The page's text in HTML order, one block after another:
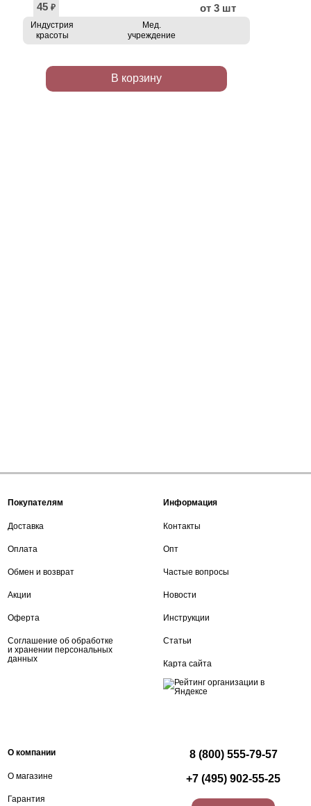
45 ₽ от 3 шт
Индустрия
красоты
Мед.
учреждение
В корзину
Покупателям
Доставка
Оплата
Обмен и возврат
Акции
Оферта
Соглашение об обработке
и хранении персональных
данных
Информация
Контакты
Опт
Частые вопросы
Новости
Инструкции
Статьи
Карта сайта
О компании
О магазине
Гарантия
8 (800) 555-79-57
+7 (495) 902-55-25